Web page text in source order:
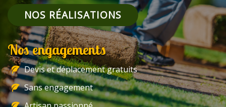
NOS RÉALISATIONS
Nos engagements
Devis et déplacement gratuits
Sans engagement